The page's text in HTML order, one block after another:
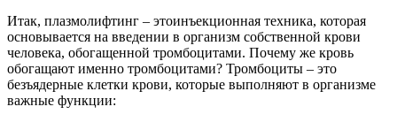
Итак, плазмолифтинг – этоинъекционная техника, которая
основывается на введении в организм собственной крови
человека, обогащенной тромбоцитами. Почему же кровь
обогащают именно тромбоцитами? Тромбоциты – это
безъядерные клетки крови, которые выполняют в организме
важные функции: